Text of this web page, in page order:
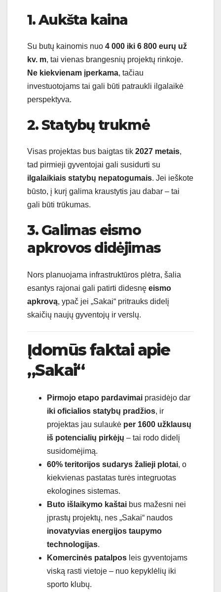
1. Aukšta kaina
Su butų kainomis nuo 4 000 iki 6 800 eurų už
kv. m, tai vienas brangesnių projektų rinkoje.
Ne kiekvienam įperkama, tačiau
investuotojams tai gali būti patraukli ilgalaikė
perspektyva.
2. Statybų trukmė
Visas projektas bus baigtas tik 2027 metais,
tad pirmieji gyventojai gali susidurti su
ilgalaikiais statybų nepatogumais. Jei ieškote
būsto, į kurį galima kraustytis jau dabar – tai
gali būti trūkumas.
3. Galimas eismo
apkrovos didėjimas
Nors planuojama infrastruktūros plėtra, šalia
esantys rajonai gali patirti didesnę eismo
apkrovą, ypač jei „Sakai“ pritrauks didelį
skaičių naujų gyventojų ir verslų.
Įdomūs faktai apie
„Sakai“
Pirmojo etapo pardavimai prasidėjo dar
iki oficialios statybų pradžios, ir
projektas jau sulaukė per 1600 užklausų
iš potencialių pirkėjų – tai rodo didelį
susidomėjimą.
60% teritorijos sudarys žalieji plotai, o
kiekvienas pastatas turės integruotas
ekologines sistemas.
Buto išlaikymo kaštai bus mažesni nei
įprastų projektų, nes „Sakai“ naudos
inovatyvias energijos taupymo
technologijas.
Komercinės patalpos leis gyventojams
viską rasti vietoje – nuo kepyklėlių iki
sporto klubų.